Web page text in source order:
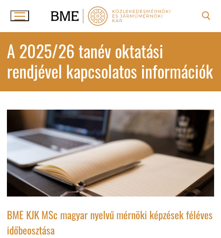
A 2025/26 tanév oktatási
rendjével kapcsolatos információk
BME KJK MSc magyar nyelvű mérnöki képzések féléves
időbeosztása